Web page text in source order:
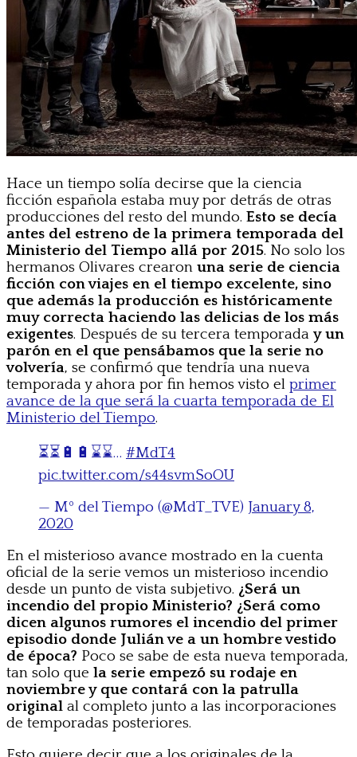
Hace un tiempo solía decirse que la ciencia
ficción española estaba muy por detrás de otras
producciones del resto del mundo. Esto se decía
antes del estreno de la primera temporada del
Ministerio del Tiempo allá por 2015. No solo los
hermanos Olivares crearon una serie de ciencia
ficción con viajes en el tiempo excelente, sino
que además la producción es históricamente
muy correcta haciendo las delicias de los más
exigentes. Después de su tercera temporada y un
parón en el que pensábamos que la serie no
volvería, se confirmó que tendría una nueva
temporada y ahora por fin hemos visto el primer
avance de la que será la cuarta temporada de El
Ministerio del Tiempo.
⏳⏳🔋🔋⌛⌛… #MdT4
pic.twitter.com/s44svmSoOU
— Mº del Tiempo (@MdT_TVE) January 8,
2020
En el misterioso avance mostrado en la cuenta
oficial de la serie vemos un misterioso incendio
desde un punto de vista subjetivo. ¿Será un
incendio del propio Ministerio? ¿Será como
dicen algunos rumores el incendio del primer
episodio donde Julián ve a un hombre vestido
de época? Poco se sabe de esta nueva temporada,
tan solo que la serie empezó su rodaje en
noviembre y que contará con la patrulla
original al completo junto a las incorporaciones
de temporadas posteriores.